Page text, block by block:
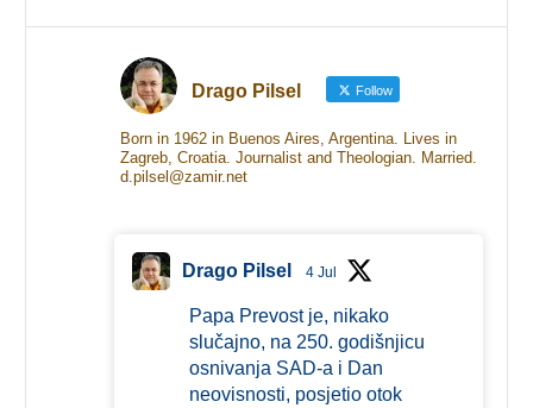
Drago Pilsel Follow
Born in 1962 in Buenos Aires, Argentina. Lives in
Zagreb, Croatia. Journalist and Theologian. Married.
d.pilsel@zamir.net
Drago Pilsel 4 Jul
Papa Prevost je, nikako
slučajno, na 250. godišnjicu
osnivanja SAD-a i Dan
neovisnosti, posjetio otok